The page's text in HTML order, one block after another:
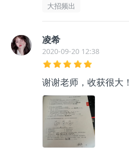
大招频出
凌希
2020-09-20 12:38
谢谢老师，收获很大！